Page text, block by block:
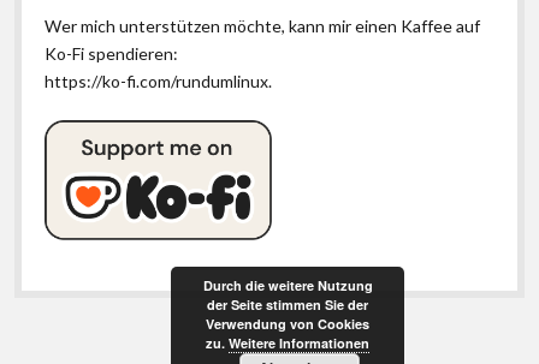
Wer mich unterstützen möchte, kann mir einen Kaffee auf
Ko-Fi spendieren:
https://ko-fi.com/rundumlinux.
Durch die weitere Nutzung
der Seite stimmen Sie der
Verwendung von Cookies
zu. Weitere Informationen